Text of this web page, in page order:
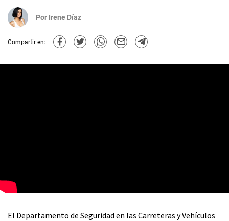
Por Irene Díaz
Compartir en:
El Departamento de Seguridad en las Carreteras y Vehículos